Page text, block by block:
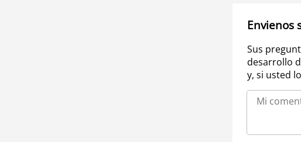
Envienos
Sus
desarrollo
y, si usted